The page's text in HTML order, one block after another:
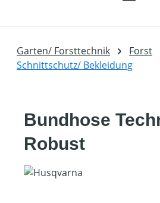
Garten/ Forsttechnik
Forst
Schnittschutz/ Bekleidung
Bundhose
Robust